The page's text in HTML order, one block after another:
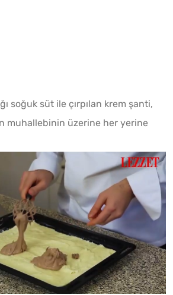
soğuk süt ile çırpılan krem şanti,
muhallebinin üzerine her yerine